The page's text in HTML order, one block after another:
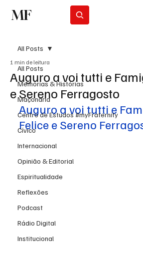
MF
All Posts
Memórias & Histórias
Maçonaria
Centro de Estudos #myFraternity
Cívico
Internacional
Opinião & Editorial
Espiritualidade
Reflexões
Podcast
Rádio Digital
Institucional
All Posts
Auguro a voi tutti e
e Sereno Ferragosto
1 min de leitura
Auguro a voi tutti e
Felice e Sereno